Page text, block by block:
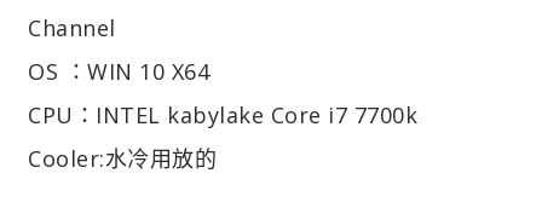
Channel
OS ：WIN 10 X64
CPU：INTEL kabylake Core i7 7700k
Cooler:水冷用放的